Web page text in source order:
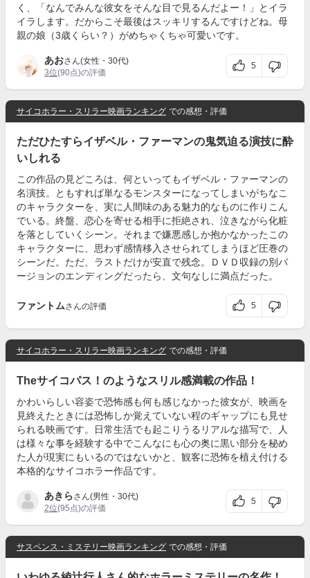
く、「なんでみんな彼女をそんな目で見るんだよー！」とイラ
イラします。だからこそ最後はスッキリするんですけどね。母
親の娘（3歳くらい？）がめちゃくちゃ可愛いです。
あおさん(女性・30代)
3位(90点)の評価
5
サイコホラー・スリラー映画ランキング での感想・評価
ただひたすらイザベル・ファーマンの鬼気迫る演技に酔
いしれる
この作品の見どころは、何といってもイザベル・ファーマンの
名演技。ともすれば単なるモンスターになってしまいがちなこ
のキャラクターを、実に人間味のある魅力的なものに作りこん
でいる。終盤、恋心を寄せる相手に拒絶され、泣きながら化粧
を落としていくシーン。それまで嫌悪感しか抱かなかったこの
キャラクターに、思わず感情移入させられてしまうほど圧巻の
シーンだ。ただ、ラストだけが安直で残念。ＤＶＤ収録の別バ
ージョンのエンディングだったら、文句なしに満点だった。
ファントムさんの評価 5
サイコホラー・スリラー映画ランキング での感想・評価
Theサイコパス！のようなスリル感満載の作品！
かわいらしい容姿で恐怖感も何も感じなかった彼女が、映画を
見終えたときには恐怖しか覚えていない程のギャップにも見せ
られる映画です。日常生活でも起こりうるリアルな描写で、人
は様々な事を経験する中でこんなにも心の奥に黒い部分を秘め
た人が現実にもいるのではないかと、観客に恐怖を植え付ける
本格的なサイコホラー作品です。
あきらさん(男性・30代)
2位(95点)の評価
5
サスペンス・ミステリー映画ランキング での感想・評価